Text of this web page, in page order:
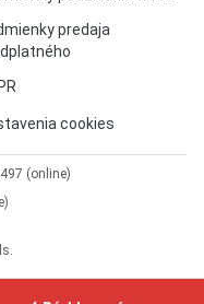
predaja
cookies
(online)
.